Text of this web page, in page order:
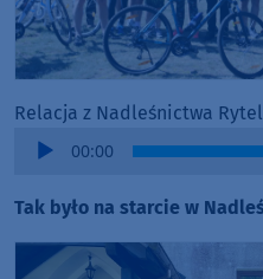
Relacja z Nadleśnictwa Rytel
Audio
00:00
Tak było na starcie w